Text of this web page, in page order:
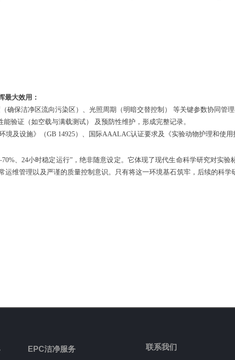
最大效用：
确保洁净区流向污染区）、光照周期（明暗交替控制） 等关键参数协同管理
验证（如空载与满载测试）
及预防性维护，形成完整记录。
境及设施》（GB 14925）、国际AAALAC认证要求及《实验动物护理和使用
、24小时稳定运行”，绝非随意设定。它体现了现代生命科学研究对实
维管理以及严谨的质量控制意识。只有将这一环境基石筑牢，后续的科
EPC洁净服务 联系我们